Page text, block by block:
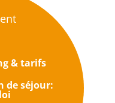
& tarifs
de séjour: